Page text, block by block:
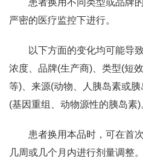
患者换用不同类型或品牌
严密的医疗监控下进行。
以下方面的变化均可能导
浓度、品牌(生产商)、类型(短
等)、来源(动物、人胰岛素或
(基因重组、动物源性的胰岛素)
患者换用本品时，可在首
几周或几个月内进行剂量调整。